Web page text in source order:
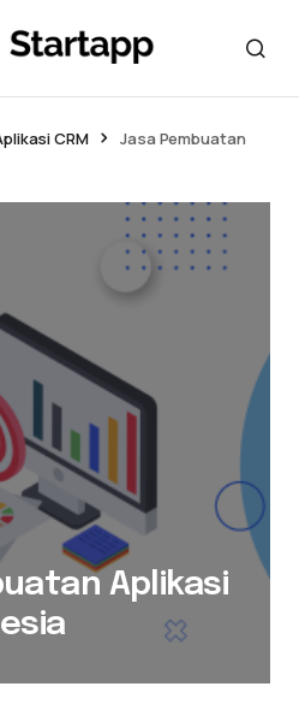
CRM
Jasa Pembuatan
Aplikasi